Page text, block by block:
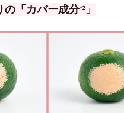
の「カバー成分*2 」